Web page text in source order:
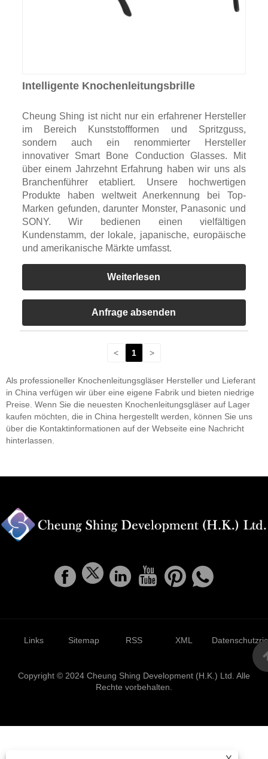
Intelligente Knochenleitungsbrille
Cheung Shing ist nicht nur ein erfahrener Hersteller
im Bereich Kunststoffformen und Spritzguss,
sondern auch ein renommierter Hersteller
innovativer Smart Bone Conduction Glasses. Mit
über einem Jahrzehnt Erfahrung haben wir uns als
Branchenführer etabliert. Unsere hochwertigen
Produkte haben weltweit Anerkennung bei Top-
Marken gefunden, darunter Monster, Panasonic und
SONY. Wir bedienen einen vielfältigen
Kundenstamm, der lokale, japanische, europäische
und amerikanische Märkte umfasst.
Weiterlesen
Anfrage absenden
< 1 >
Als professioneller Knochenleitungsgläser Hersteller und Lieferant
in China verfügen wir über eine eigene Fabrik und bieten niedrige
Preise. Wenn Sie die neuesten Knochenleitungsgläser auf Lager
kaufen möchten, die in China hergestellt werden, können Sie uns
über die Kontaktinformationen auf der Webseite eine Nachricht
hinterlassen.
Links Sitemap RSS XML
Copyright © 2024 Cheung Shing Development (H.K.) Ltd. Alle
Rechte vorbehalten.